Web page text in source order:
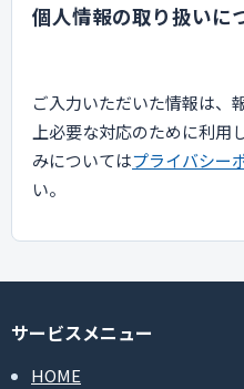
個人情報の取り扱いに
ご入力いただいた情報は、
上必要な対応のために利用
みについてはプライバシー
い。
サービスメニュー
HOME